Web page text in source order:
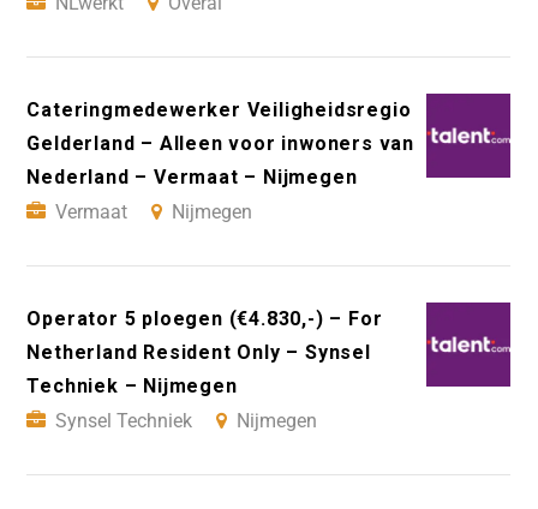
Cateringmedewerker Veiligheidsregio
Gelderland – Alleen voor inwoners van
Nederland – Vermaat – Nijmegen
Vermaat
Nijmegen
Operator 5 ploegen (€4.830,-) – For
Netherland Resident Only – Synsel
Techniek – Nijmegen
Synsel Techniek
Nijmegen